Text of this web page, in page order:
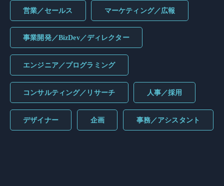
営業／セールス マーケティング／広報
事業開発／BizDev／ディレクター
エンジニア／プログラミング
コンサルティング／リサーチ 人事／採用
デザイナー 企画 事務／アシスタント